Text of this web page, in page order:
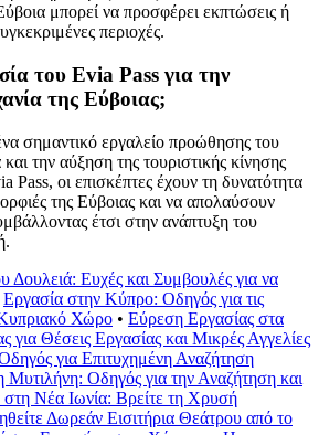
μπορεί να προσφέρει εκπτώσεις ή
περιοχές.
του Evia Pass για την
της Εύβοιας;
σημαντικό εργαλείο προώθησης του
την αύξηση της τουριστικής κίνησης
οι επισκέπτες έχουν τη δυνατότητα
της Εύβοιας και να απολαύσουν
έτσι στην ανάπτυξη του
Ευχές και Συμβουλές για να
Εργασία στην Κύπρο: Οδηγός για τις
Χώρο • Εύρεση Εργασίας στα
για Θέσεις Εργασίας και Μικρές Αγγελίες
για Επιτυχημένη Αναζήτηση
Μυτιλήνη: Οδηγός για την Αναζήτηση και
στη Νέα Ιωνία: Βρείτε τη Χρυσή
Δωρεάν Εισιτήρια Θεάτρου από το